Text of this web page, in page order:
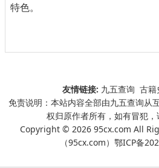
特色。
友情链接: 九五查询 古籍
免责说明：本站内容全部由九五查询从
权归原作者所有，如有冒犯，
Copyright © 2026 95cx.com All
（95cx.com） 鄂ICP备